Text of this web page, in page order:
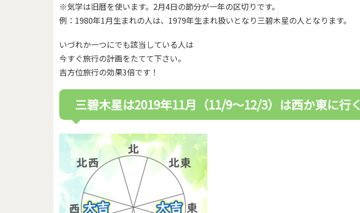
※気学は旧暦を使います。2月4日の節分が一年の区切りです。
例：1980年1月生まれの人は、1979年生まれ扱いとなり三碧木星の人となります。
いづれか一つにでも該当している人は
今すぐ旅行の計画をたてて下さい。
吉方位旅行の効果3倍です！
三碧木星は2019年11月（11/9～12/3）は西か東に行く